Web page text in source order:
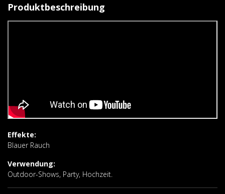
Produktbeschreibung
Effekte:
Blauer Rauch
Verwendung:
Outdoor-Shows, Party, Hochzeit.